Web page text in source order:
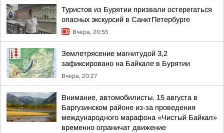
Туристов из Бурятии призвали остерегаться
опасных экскурсий в СанктПетербурге
Вчера, 20:55
Землетрясение магнитудой 3,2
зафиксировано на Байкале в Бурятии
Вчера, 20:27
Внимание, автомобилисты. 15 августа в
Баргузинском районе из-за проведения
международного марафона «Чистый Байкал»
временно ограничат движение